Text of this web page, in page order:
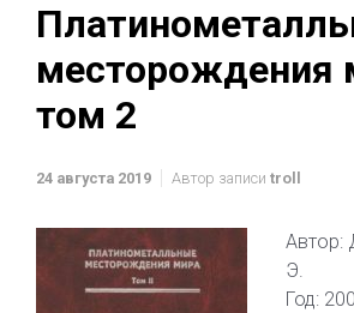
месторождения
том 2
24 августа 2019 Автор записи troll
Автор:
Э.
Год: